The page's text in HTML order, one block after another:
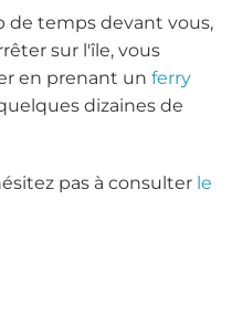
de temps devant vous,
sur l'île, vous
en prenant un ferry
dizaines de
pas à consulter le